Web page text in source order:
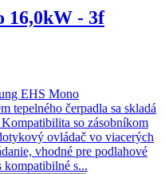
16,0kW - 3f
EHS Mono
čerpadla sa skladá
so zásobníkom
ovládač vo viacerých
vhodné pre podlahové
kompatibilné s...